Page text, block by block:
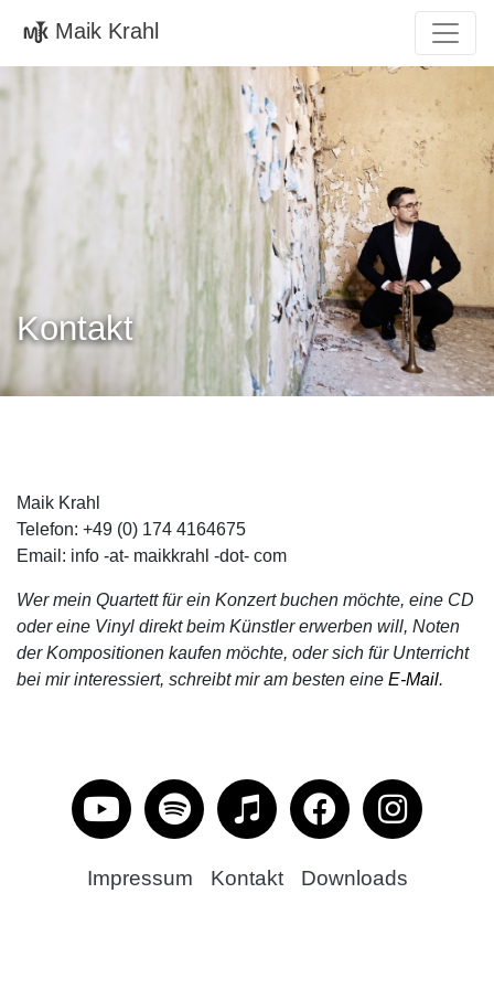
Maik Krahl
Kontakt
Maik Krahl
Telefon: +49 (0) 174 4164675
Email: info -at- maikkrahl -dot- com
Wer mein Quartett für ein Konzert buchen möchte, eine CD
oder eine Vinyl direkt beim Künstler erwerben will, Noten
der Kompositionen kaufen möchte, oder sich für Unterricht
bei mir interessiert, schreibt mir am besten eine E-Mail.
Impressum Kontakt Downloads